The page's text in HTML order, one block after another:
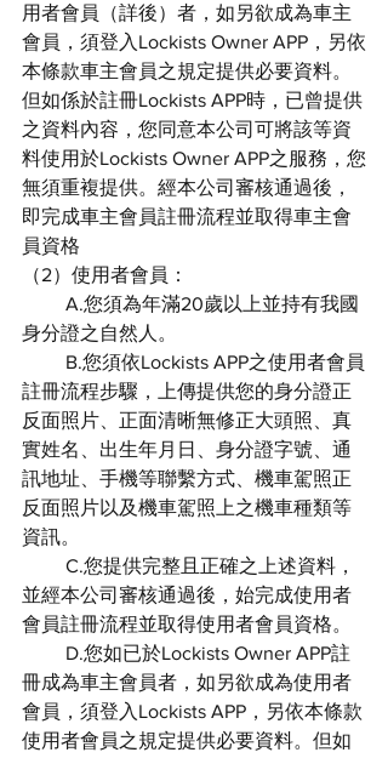
用者會員（詳後）者，如另欲成為車主
會員，須登入Lockists Owner APP，另依
本條款車主會員之規定提供必要資料。
但如係於註冊Lockists APP時，已曾提供
之資料內容，您同意本公司可將該等資
料使用於Lockists Owner APP之服務，您
無須重複提供。經本公司審核通過後，
即完成車主會員註冊流程並取得車主會
員資格
（2）使用者會員：
身分證之自然人。
註冊流程步驟，上傳提供您的身分證正
反面照片、正面清晰無修正大頭照、真
實姓名、出生年月日、身分證字號、通
訊地址、手機等聯繫方式、機車駕照正
反面照片以及機車駕照上之機車種類等
資訊。
並經本公司審核通過後，始完成使用者
會員註冊流程並取得使用者會員資格。
冊成為車主會員者，如另欲成為使用者
會員，須登入Lockists APP，另依本條款
使用者會員之規定提供必要資料。但如